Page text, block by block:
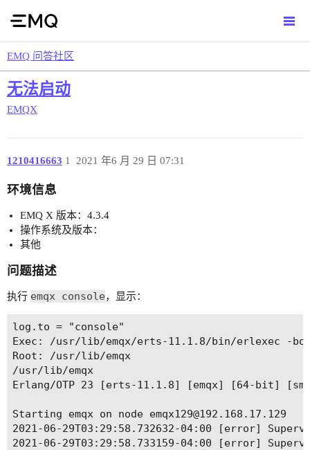
EMQ 问答社区
无法启动
EMQX
1210416663 2021 年6 月 29 日 07:31
1
环境信息
EMQ X 版本：4.3.4
操作系统及版本：
其他
问题描述
执行 emqx console，显示：
log.to = "console"
Exec: /usr/lib/emqx/erts-11.1.8/bin/erlexec -
Root: /usr/lib/emqx
/usr/lib/emqx
Erlang/OTP 23 [erts-11.1.8] [emqx] [64-bit]
Starting emqx on node emqx129@192.168.17.129
2021-06-29T03:29:58.732632-04:00 [error]
2021-06-29T03:29:58.733159-04:00 [error]